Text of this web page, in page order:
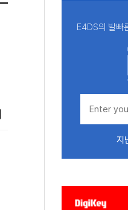
E4DS의 발빠
지